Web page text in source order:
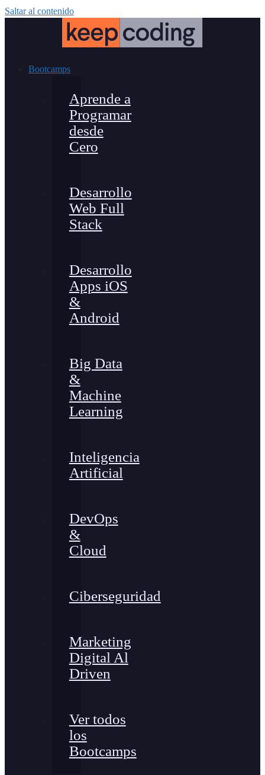
Saltar al contenido
Bootcamps
Aprende a
Programar
desde
Cero
Desarrollo
Web Full
Stack
Desarrollo
Apps iOS
&
Android
Big Data
&
Machine
Learning
Inteligencia
Artificial
DevOps
&
Cloud
Ciberseguridad
Marketing
Digital Al
Driven
Ver todos
los
Bootcamps